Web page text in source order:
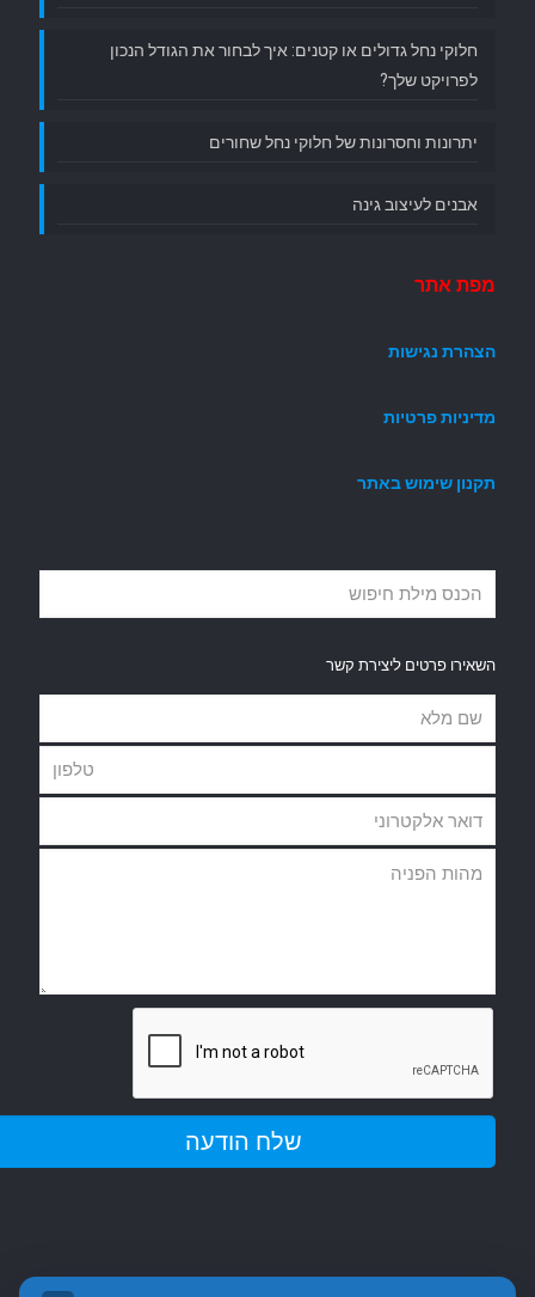
חלוקי נחל גדולים או קטנים: איך לבחור את הגודל הנכון
לפרויקט שלך?
יתרונות וחסרונות של חלוקי נחל שחורים
אבנים לעיצוב גינה
מפת אתר
הצהרת נגישות
מדיניות פרטיות
תקנון שימוש באתר
השאירו פרטים ליצירת קשר